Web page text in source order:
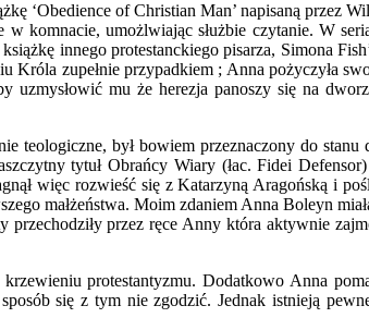
‘Obedience of Christian Man’ napisaną przez
komnacie, umożlwiając służbie czytanie. W
innego protestanckiego pisarza, Simona
Króla zupełnie przypadkiem ; Anna pożyczyła
uzmysłowić mu że herezja panoszy się na
był bowiem przeznaczony do stanu
tytuł Obrańcy Wiary (łac. Fidei
więc rozwieść się z Katarzyną Aragońską i
małżeństwa. Moim zdaniem Anna Boleyn
przez ręce Anny która aktywnie
protestantyzmu. Dodatkowo Anna
się z tym nie zgodzić. Jednak istnieją